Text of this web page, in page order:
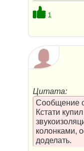
1
Цитата:
Сообщение
Кстати
колонками,
доделать.